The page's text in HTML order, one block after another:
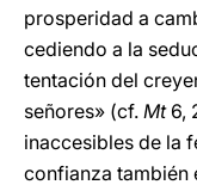
prosperidad a
cediendo a la
tentación del
señores» (cf. Mt6,
inaccesibles de la
confianza también